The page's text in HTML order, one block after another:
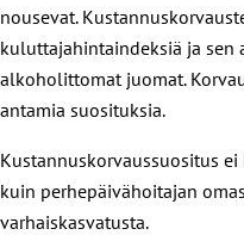
nousevat.
kuluttajahintaindeksiä ja sen
alkoholittomat juomat.
antamia suosituksia.
Kustannuskorvaussuositus
kuin perhepäivähoitajan
varhaiskasvatusta.